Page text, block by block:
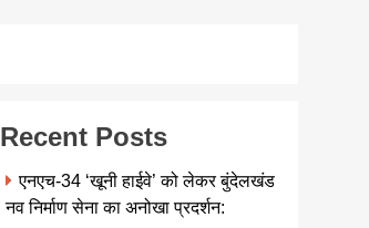
Recent Posts
एनएच-34 ‘खूनी हाईवे’ को लेकर बुंदेलखंड
नव निर्माण सेना का अनोखा प्रदर्शन: